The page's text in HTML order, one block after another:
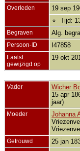
Overleden 19 sep
Tijd:
Begraven Alg.
Persoon-ID I47858
Laatst
gewijzigd op
19 okt
Vader Wicher
15 apr
jaar)
Moeder Johanna
Getrouwd 25 jan